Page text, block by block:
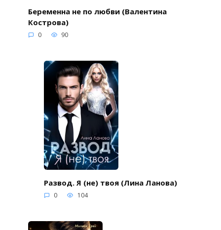
Беременна не по любви (Валентина
Кострова)
0 90
Развод. Я (не) твоя (Лина Ланова)
0 104